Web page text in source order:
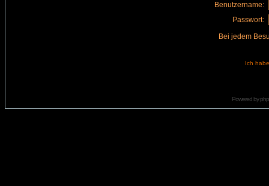
Benutzername:
Passwort:
Bei jedem
Ich
Powered by